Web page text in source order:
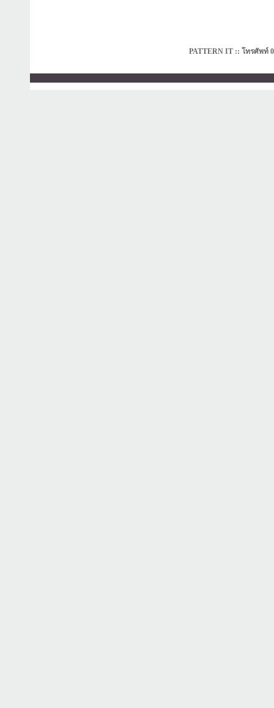
PATTERN IT :: โทรศัพท์